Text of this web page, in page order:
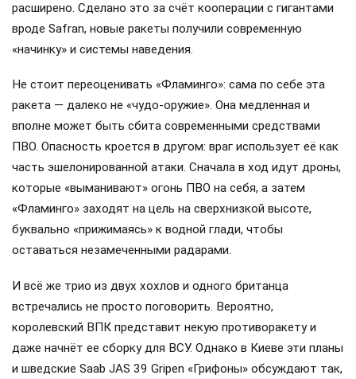
расширено. Сделано это за счёт кооперации с гигантами
вроде Safran, новые ракеты получили современную
«начинку» и системы наведения.
Не стоит переоценивать «Фламинго»: сама по себе эта
ракета — далеко не «чудо-оружие». Она медленная и
вполне может быть сбита современными средствами
ПВО. Опасность кроется в другом: враг использует её как
часть эшелонированной атаки. Сначала в ход идут дроны,
которые «выманивают» огонь ПВО на себя, а затем
«Фламинго» заходят на цель на сверхнизкой высоте,
буквально «прижимаясь» к водной глади, чтобы
оставаться незамеченными радарами.
И всё же трио из двух хохлов и одного британца
встречались не просто поговорить. Вероятно,
королевский ВПК представит некую противоракету и
даже начнёт ее сборку для ВСУ. Однако в Киеве эти планы
и шведские Saab JAS 39 Gripen «Грифоны» обсуждают так,